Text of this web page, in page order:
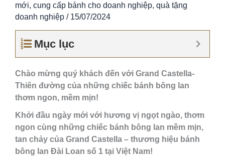
mới, cung cấp bánh cho doanh nghiệp, quà tặng
doanh nghiệp / 15/07/2024
Mục lục
Chào mừng quý khách đến với Grand Castella-
Thiên đường của những chiếc bánh bông lan
thơm ngon, mềm mịn!
Khởi đầu ngày mới với hương vị ngọt ngào, thơm
ngon cùng những chiếc bánh bông lan mềm mịn,
tan chảy của Grand Castella – thương hiệu bánh
bông lan Đài Loan số 1 tại Việt Nam!